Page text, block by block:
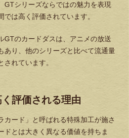
GTシリーズならではの魅力を表現
では高く評価されています。
GTのカードダスは、アニメの放送
あり、他のシリーズと比べて流通量
れています。
評価される理由
カード」と呼ばれる特殊加工が施さ
ドとは大きく異なる価値を持ちま